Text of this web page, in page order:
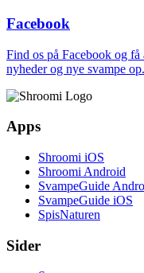
Facebook
Find os på Facebook og
nyheder og nye svampe op.
Apps
Shroomi iOS
Shroomi Android
SvampeGuide
SvampeGuide iOS
SpisNaturen
Sider